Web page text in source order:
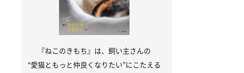
『ねこのきもち』は、飼い主さんの
“愛猫ともっと仲良くなりたい”にこたえる